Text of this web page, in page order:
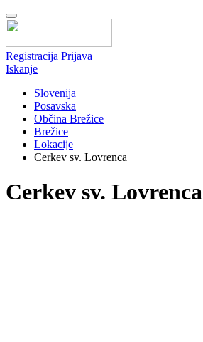
Registracija Prijava
Iskanje
Slovenija
Posavska
Občina Brežice
Brežice
Lokacije
Cerkev sv. Lovrenca
Cerkev sv. Lovrenca